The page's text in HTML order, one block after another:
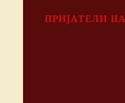
ПРИЈАТЕЛИ